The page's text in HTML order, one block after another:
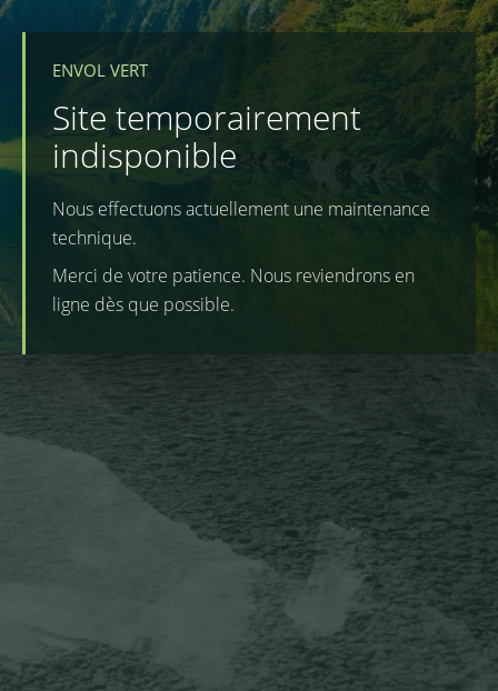
ENVOL VERT
Site temporairement
indisponible
Nous effectuons actuellement une maintenance
technique.
Merci de votre patience. Nous reviendrons en
ligne dès que possible.